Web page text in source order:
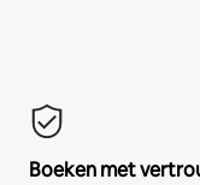
Boeken met